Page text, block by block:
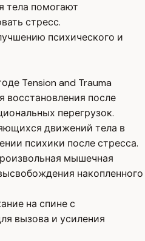
тела помогают
стресс.
психического и
Tension and Trauma
восстановления после
перегрузок.
движений тела в
психики после стресса.
мышечная
накопленного
на спине с
вызова и усиления